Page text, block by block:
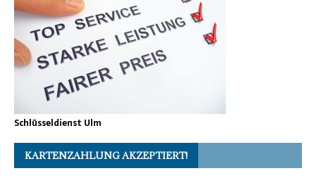
Schlüsseldienst Ulm
KARTENZAHLUNG AKZEPTIERT!